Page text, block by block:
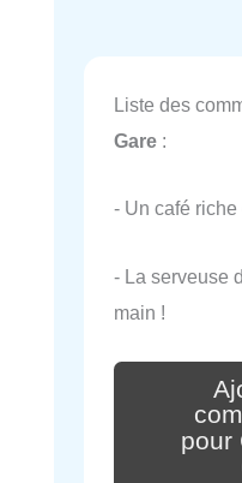
Liste des
Gare :
- Un café
- La serveuse
main !
pour